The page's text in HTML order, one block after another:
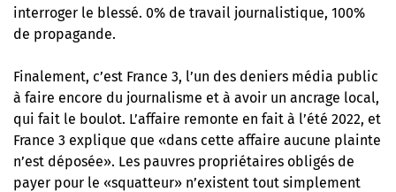
interroger le blessé. 0% de travail journalistique, 100%
de propagande.
Finalement, c’est France 3, l’un des deniers média public
à faire encore du journalisme et à avoir un ancrage local,
qui fait le boulot. L’affaire remonte en fait à l’été 2022, et
France 3 explique que «dans cette affaire aucune plainte
n’est déposée». Les pauvres propriétaires obligés de
payer pour le «squatteur» n’existent tout simplement